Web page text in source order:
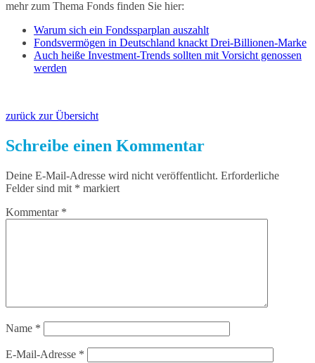
mehr zum Thema Fonds finden Sie hier:
Warum sich ein Fondssparplan auszahlt
Fondsvermögen in Deutschland knackt Drei-Billionen-Marke
Auch heiße Investment-Trends sollten mit Vorsicht genossen
werden
zurück zur Übersicht
Schreibe einen Kommentar
Deine E-Mail-Adresse wird nicht veröffentlicht. Erforderliche
Felder sind mit * markiert
Kommentar *
Name *
E-Mail-Adresse *